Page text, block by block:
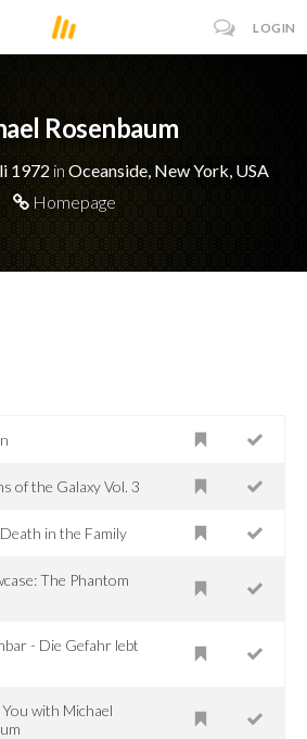
LOGIN
Rosenbaum
1972 in Oceanside, New York, USA
Homepage
of the Galaxy Vol. 3
in the Family
The Phantom
- Die Gefahr lebt
with Michael